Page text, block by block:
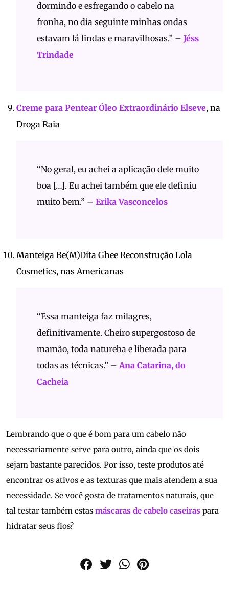
dormindo e esfregando o cabelo na
fronha, no dia seguinte minhas ondas
estavam lá lindas e maravilhosas.” – Jéss
Trindade
Creme para Pentear Óleo Extraordinário Elseve, na
Droga Raia
“No geral, eu achei a aplicação dele muito
boa […]. Eu achei também que ele definiu
muito bem.” – Erika Vasconcelos
Manteiga Be(M)Dita Ghee Reconstrução Lola
Cosmetics, nas Americanas
“Essa manteiga faz milagres,
definitivamente. Cheiro supergostoso de
mamão, toda natureba e liberada para
todas as técnicas.” –Ana Catarina, do
Cacheia
Lembrando que o que é bom para um cabelo não
necessariamente serve para outro, ainda que os dois
sejam bastante parecidos. Por isso, teste produtos até
encontrar os ativos e as texturas que mais atendem a sua
necessidade. Se você gosta de tratamentos naturais, que
tal testar também estas máscaras de cabelo caseiras para
hidratar seus fios?